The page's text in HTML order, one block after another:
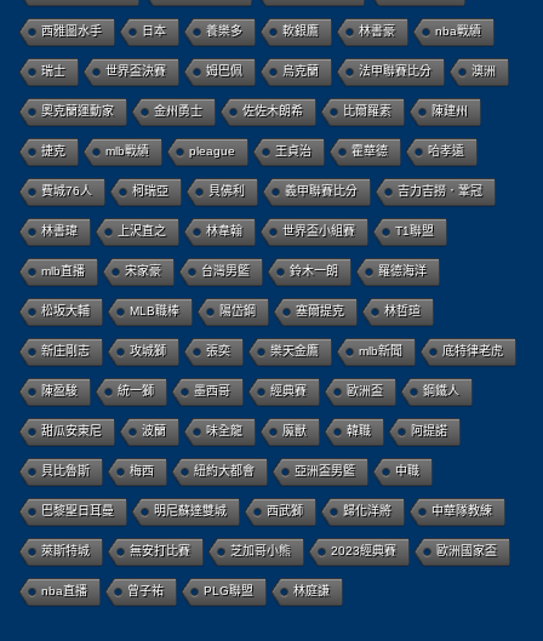
西雅圖水手 日本 養樂多 軟銀鷹 林書豪 nba戰績
瑞士 世界盃決賽 姆巴佩 烏克蘭 法甲聯賽比分 澳洲
奧克蘭運動家 金州勇士 佐佐木朗希 比爾羅素 陳建州
捷克 mlb戰績 pleague 王貞治 霍華德 哈孝遠
費城76人 柯瑞亞 貝佛利 義甲聯賽比分 吉力吉撈．鞏冠
林書瑋 上沢直之 林韋翰 世界盃小組賽 T1聯盟
mlb直播 宋家豪 台灣男籃 鈴木一朗 羅德海洋
松坂大輔 MLB職棒 陽岱鋼 塞爾提克 林哲瑄
新庄剛志 攻城獅 張奕 樂天金鷹 mlb新聞 底特律老虎
陳盈駿 統一獅 墨西哥 經典賽 歐洲盃 鋼鐵人
甜瓜安東尼 波蘭 味全龍 魔獸 韓職 阿提諾
貝比魯斯 梅西 紐約大都會 亞洲盃男籃 中職
巴黎聖日耳曼 明尼蘇達雙城 西武獅 歸化洋將 中華隊教練
萊斯特城 無安打比賽 芝加哥小熊 2023經典賽 歐洲國家盃
nba直播 曾子祐 PLG聯盟 林庭謙